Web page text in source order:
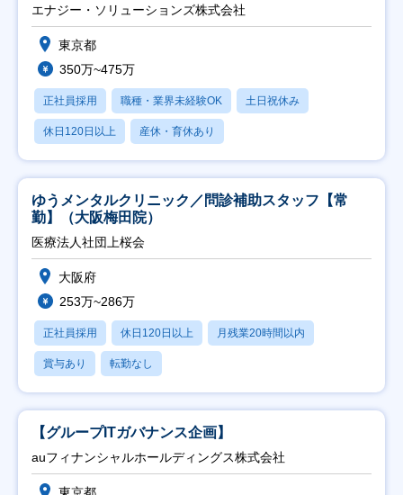
エナジー・ソリューションズ株式会社
東京都
350万~475万
正社員採用 職種・業界未経験OK 土日祝休み
休日120日以上 産休・育休あり
ゆうメンタルクリニック／問診補助スタッフ【常
勤】（大阪梅田院）
医療法人社団上桜会
大阪府
253万~286万
正社員採用 休日120日以上 月残業20時間以内
賞与あり 転勤なし
【グループITガバナンス企画】
auフィナンシャルホールディングス株式会社
東京都